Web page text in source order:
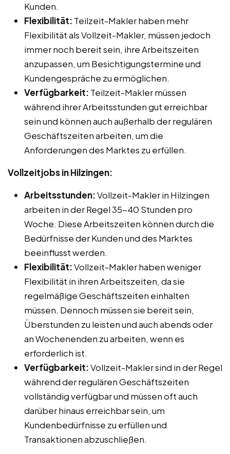
Kunden.
Flexibilität: Teilzeit-Makler haben mehr
Flexibilität als Vollzeit-Makler, müssen jedoch
immer noch bereit sein, ihre Arbeitszeiten
anzupassen, um Besichtigungstermine und
Kundengespräche zu ermöglichen.
Verfügbarkeit: Teilzeit-Makler müssen
während ihrer Arbeitsstunden gut erreichbar
sein und können auch außerhalb der regulären
Geschäftszeiten arbeiten, um die
Anforderungen des Marktes zu erfüllen.
Vollzeitjobs in Hilzingen:
Arbeitsstunden:Vollzeit-Makler in Hilzingen
arbeiten in der Regel 35-40 Stunden pro
Woche. Diese Arbeitszeiten können durch die
Bedürfnisse der Kunden und des Marktes
beeinflusst werden.
Flexibilität:Vollzeit-Makler haben weniger
Flexibilität in ihren Arbeitszeiten, da sie
regelmäßige Geschäftszeiten einhalten
müssen. Dennoch müssen sie bereit sein,
Überstunden zu leisten und auch abends oder
an Wochenenden zu arbeiten, wenn es
erforderlich ist.
Verfügbarkeit:Vollzeit-Makler sind in der Regel
während der regulären Geschäftszeiten
vollständig verfügbar und müssen oft auch
darüber hinaus erreichbar sein, um
Kundenbedürfnisse zu erfüllen und
Transaktionen abzuschließen.